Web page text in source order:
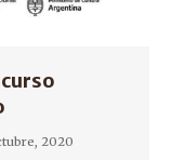
2020